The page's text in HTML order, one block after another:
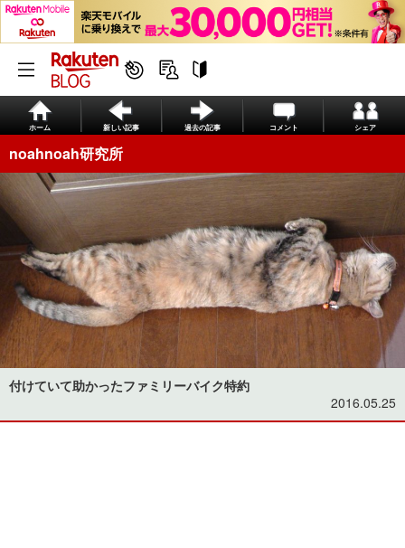
ホーム 新しい記事 過去の記事 コメント シェア
noahnoah研究所
付けていて助かったファミリーバイク特約
2016.05.25